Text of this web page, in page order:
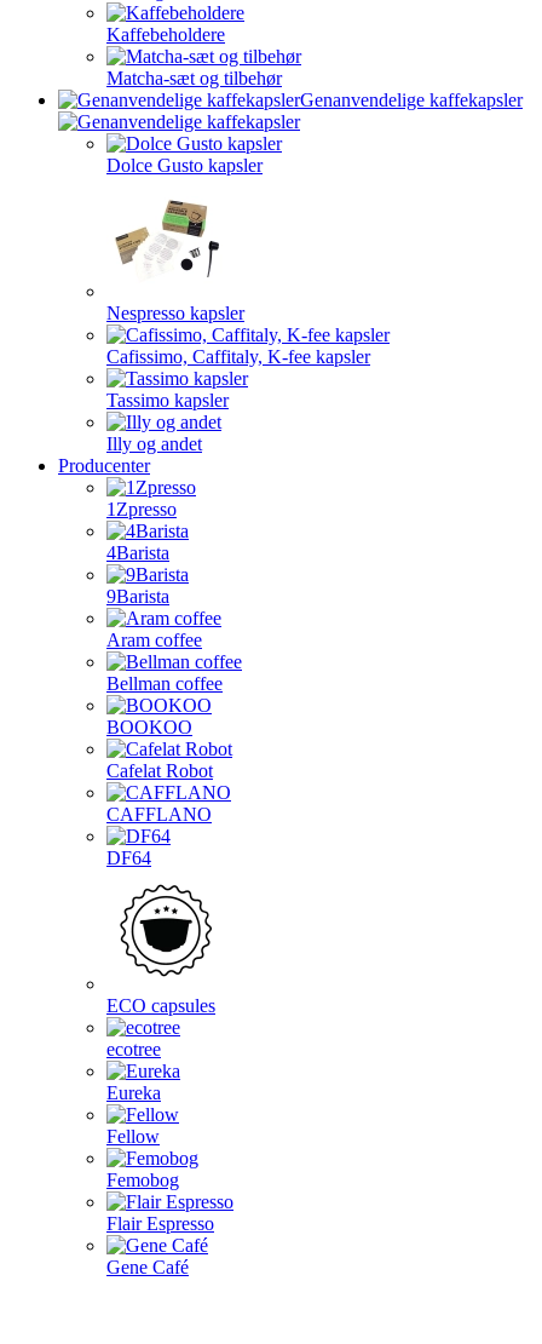
Kaffebeholdere
Matcha-sæt og tilbehør
Genanvendelige kaffekapsler
Dolce Gusto kapsler
Nespresso kapsler
Cafissimo, Caffitaly, K-fee kapsler
Tassimo kapsler
Illy og andet
Producenter
1Zpresso
4Barista
9Barista
Aram coffee
Bellman coffee
BOOKOO
Cafelat Robot
CAFFLANO
DF64
ECO capsules
ecotree
Eureka
Fellow
Femobog
Flair Espresso
Gene Café